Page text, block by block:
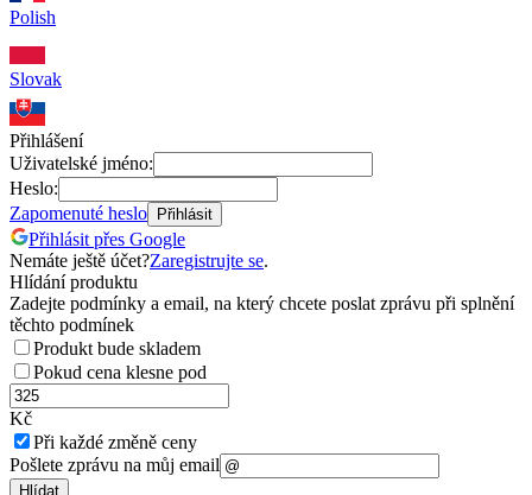
Polish
Slovak
Přihlášení
Uživatelské jméno:
Heslo:
Zapomenuté heslo Přihlásit
Přihlásit přes Google
Nemáte ještě účet?Zaregistrujte se.
Hlídání produktu
Zadejte podmínky a email, na který chcete poslat zprávu při splnění
těchto podmínek
Produkt bude skladem
Pokud cena klesne pod
Kč
Při každé změně ceny
Pošlete zprávu na můj email
Hlídat